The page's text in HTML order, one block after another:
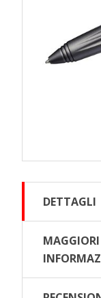
DETTAGLI
MAGGIORI